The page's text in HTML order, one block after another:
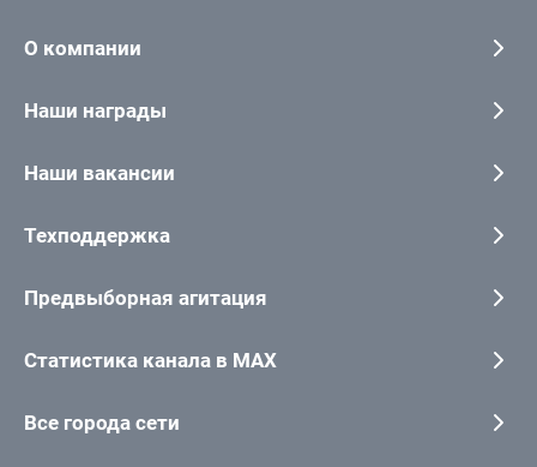
О компании
Наши награды
Наши вакансии
Техподдержка
Предвыборная агитация
Статистика канала в MAX
Все города сети